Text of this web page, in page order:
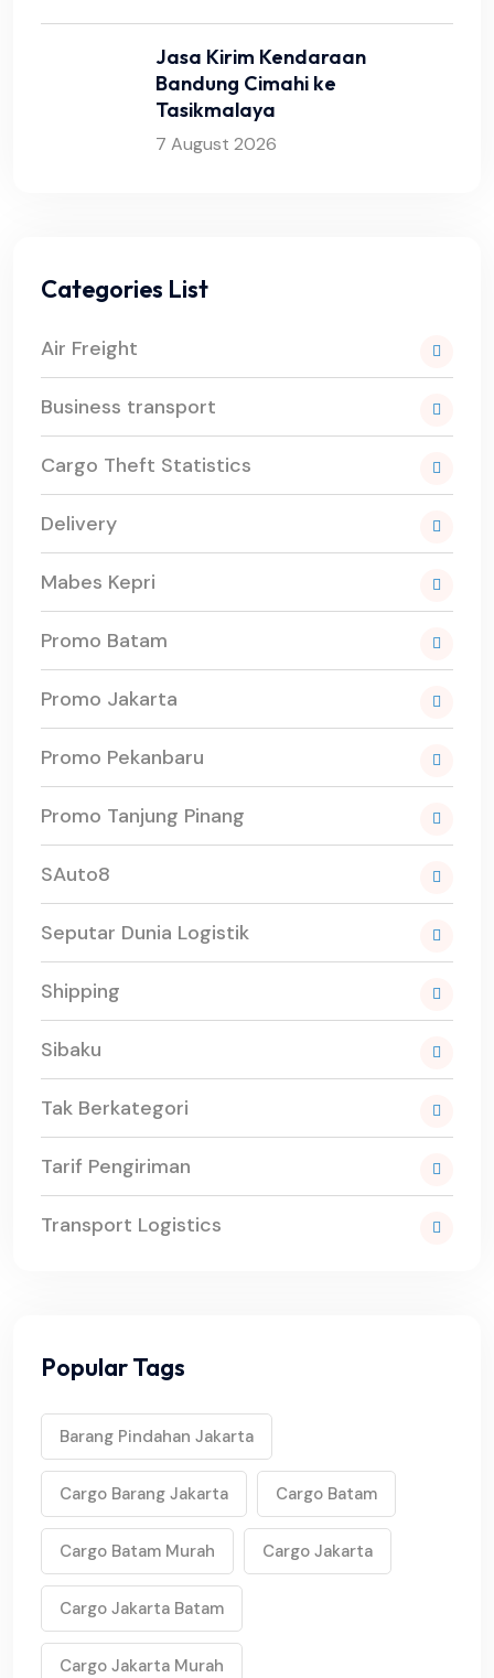
Jasa Kirim Kendaraan
Bandung Cimahi ke
Tasikmalaya
7 August 2026
Categories List
Air Freight
Business transport
Cargo Theft Statistics
Delivery
Mabes Kepri
Promo Batam
Promo Jakarta
Promo Pekanbaru
Promo Tanjung Pinang
SAuto8
Seputar Dunia Logistik
Shipping
Sibaku
Tak Berkategori
Tarif Pengiriman
Transport Logistics
Popular Tags
Barang Pindahan Jakarta
Cargo Barang Jakarta Cargo Batam
Cargo Batam Murah Cargo Jakarta
Cargo Jakarta Batam
Cargo Jakarta Murah